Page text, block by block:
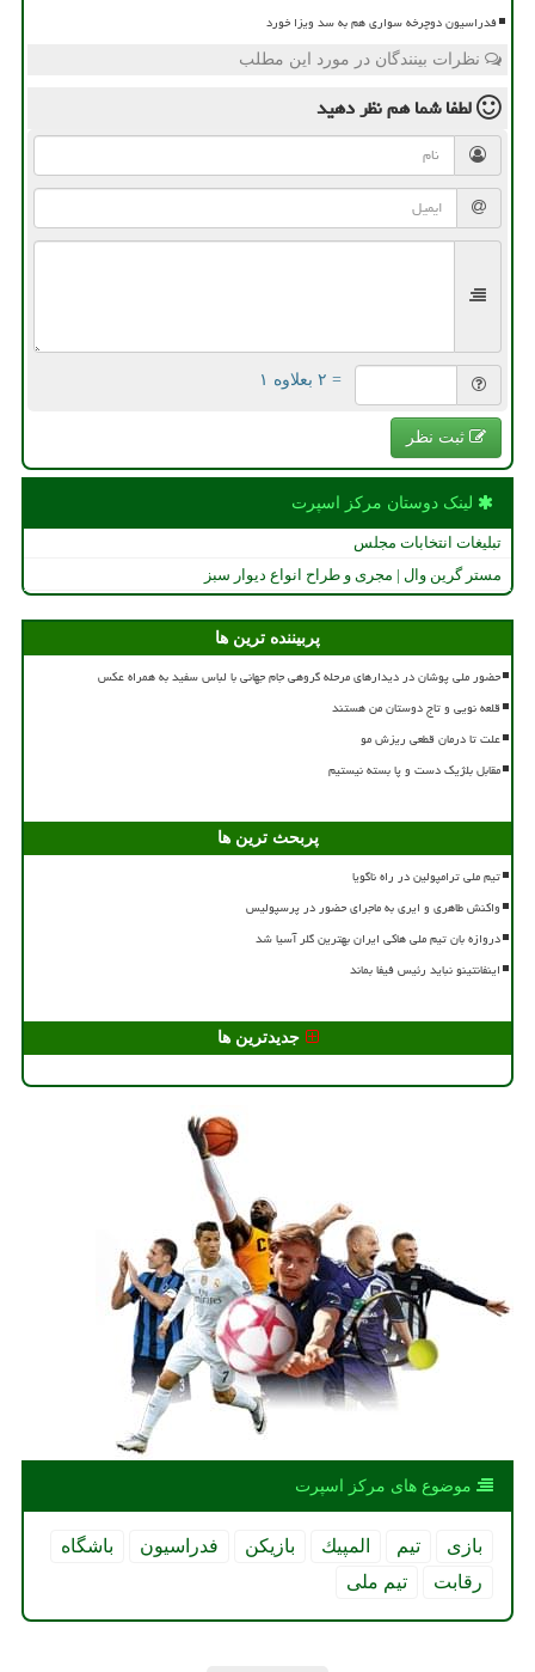
فدراسیون دوچرخه سواری هم به سد ویزا خورد
نظرات بینندگان در مورد این مطلب
لطفا شما همنظر دهید
= ۲ بعلاوه ۱
ثبت نظر
لینک دوستان مركز اسپرت
تبلیغات انتخابات مجلس
مستر گرین وال | مجری و طراح انواع دیوار سبز
پربیننده ترین ها
حضور ملی پوشان در دیدارهای مرحله گروهی جام جهانی با لباس سفید به همراه عکس
قلعه نویی و تاج دوستان من هستند
علت تا درمان قطعی ریزش مو
مقابل بلژیک دست و پا بسته نیستیم
پربحث ترین ها
تیم ملی ترامپولین در راه ناگویا
واکنش طاهری و ایری به ماجرای حضور در پرسپولیس
دروازه بان تیم ملی هاکی ایران بهترین گلر آسیا شد
اینفانتینو نباید رئیس فیفا بماند
جدیدترین ها
موضوع های مركز اسپرت
بازی تیم المپیك بازیكن فدراسیون
باشگاه
رقابت
تیم ملی